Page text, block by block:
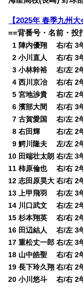
【2025年 春季九州
==背番号・名前・投
1 陣内優翔 右/右 3
02 小川直人 右/右 3
03 小林幹裕 右/左 2
04 西川京冶 右/右 2
05 宮地渉貴 右/左 2
06 濱部大間 右/右 3
07 古賀愛国 右/左 2
08 右田輝 右/左 2年
09 鰐川隆夫 左/左 2
10 田端壮太朗 右/左 3
11 柿原倫也 右/右 2
12 志田原昊大 右/右 2
13 上甲飛羽 右/左 3
14 川口武文 右/左 2
15 杉本翔英 右/右 2
16 田辺結人 右/左 3
17 重松丈一郎 右/左 3
18 山中皓聖 右/右 2
19 長下玲久翔 右/右 2
20 小川悠斗 右/右 2